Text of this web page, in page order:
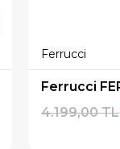
Ferrucci
4.199,00 TL